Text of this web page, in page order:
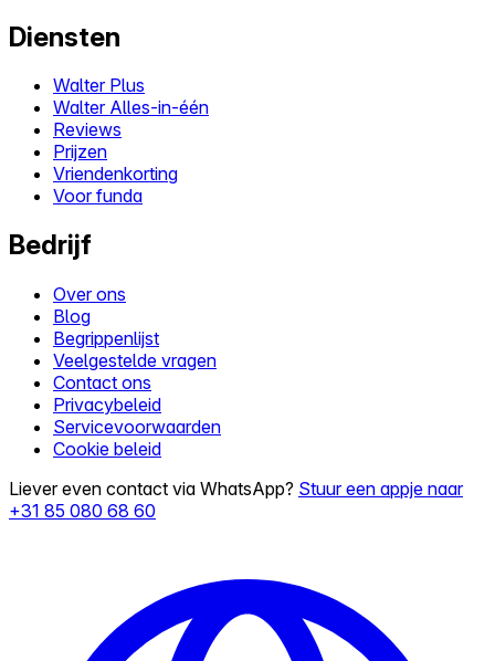
Diensten
Walter Plus
Walter Alles-in-één
Reviews
Prijzen
Vriendenkorting
Voor funda
Bedrijf
Over ons
Blog
Begrippenlijst
Veelgestelde vragen
Contact ons
Privacybeleid
Servicevoorwaarden
Cookie beleid
Liever even contact via WhatsApp? Stuur een appje naar
+31 85 080 68 60